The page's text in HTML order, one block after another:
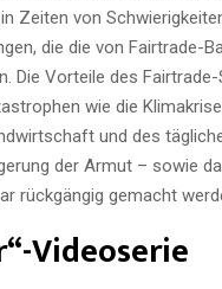
Zeiten von
die die von Fairtrade-
Die Vorteile des
wie die
und des
der Armut – sowie
rückgängig gemacht
Videoserie